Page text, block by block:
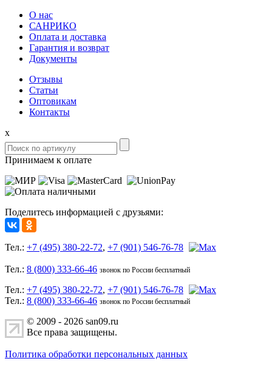
О нас
САНРИКО
Оплата и доставка
Гарантия и возврат
Документы
Отзывы
Статьи
Оптовикам
Контакты
x
Принимаем к оплате
Поделитесь информацией с друзьями:
Тел.: +7 (495) 380-22-72, +7 (901) 546-76-78
Тел.: 8 (800) 333-66-46 звонок по России бесплатный
Тел.: +7 (495) 380-22-72, +7 (901) 546-76-78
Тел.: 8 (800) 333-66-46 звонок по России бесплатный
© 2009 - 2026 san09.ru
Все права защищены.
Политика обработки персональных данных